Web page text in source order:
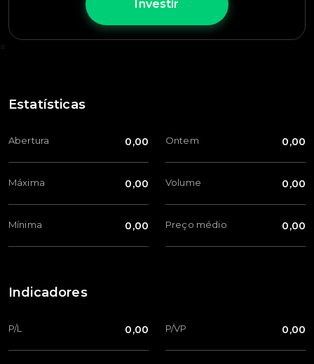
Investir
=
Estatísticas
Abertura 0,00
Máxima 0,00
Mínima 0,00
Ontem 0,00
Volume 0,00
Preço médio 0,00
Indicadores
P/L 0,00 P/VP 0,00